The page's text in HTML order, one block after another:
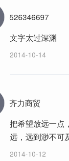
526346697
文字太过深渊
2014-10-14
齐力商贸
把希望放远一点
远，远到渺不可
2014-10-12